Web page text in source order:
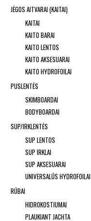
JĖGOS AITVARAI (KAITAI)
KAITAI
KAITO BARAI
KAITO LENTOS
KAITO AKSESUARAI
KAITO HYDROFOILAI
PUSLENTĖS
SKIMBOARDAI
BODYBOARDAI
SUP/IRKLENTĖS
SUP LENTOS
SUP IRKLAI
SUP AKSESUARAI
UNIVERSALŪS HYDROFOILAI
RŪBAI
HIDROKOSTIUMAI
PLAUKIANT JACHTA